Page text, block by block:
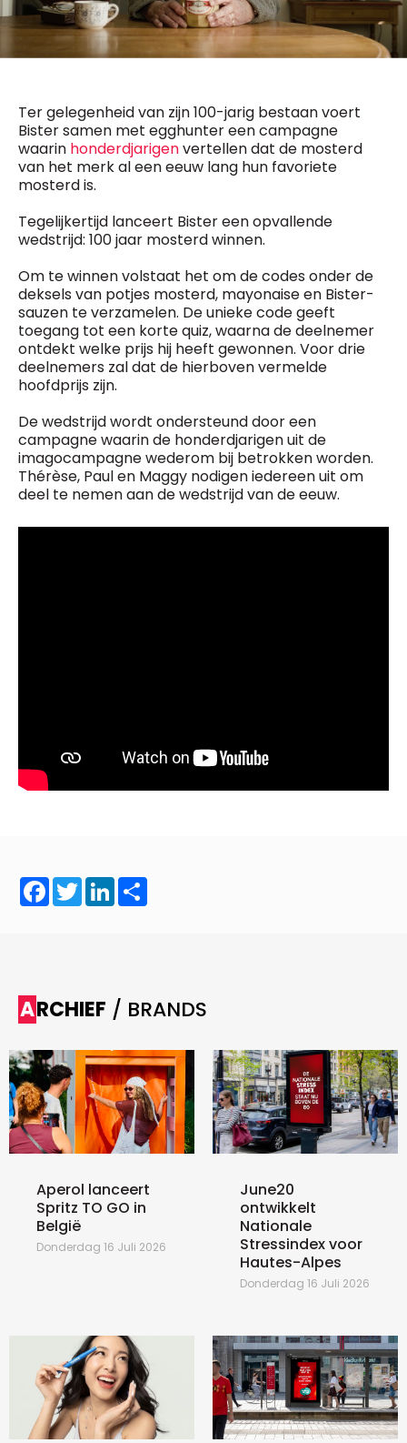
Ter gelegenheid van zijn 100-jarig bestaan voert
Bister samen met egghunter een campagne
waarin honderdjarigenvertellen dat de mosterd
van het merk al een eeuw lang hun favoriete
mosterd is.
Tegelijkertijd lanceert Bister een opvallende
wedstrijd: 100 jaar mosterd winnen.
Om te winnen volstaat het om de codes onder de
deksels van potjes mosterd, mayonaise en Bister-
sauzen te verzamelen. De unieke code geeft
toegang tot een korte quiz, waarna de deelnemer
ontdekt welke prijs hij heeft gewonnen. Voor drie
deelnemers zal dat de hierboven vermelde
hoofdprijs zijn.
De wedstrijd wordt ondersteund door een
campagne waarin de honderdjarigen uit de
imagocampagne wederom bij betrokken worden.
Thérèse, Paul en Maggy nodigen iedereen uit om
deel te nemen aan de wedstrijd van de eeuw.
Facebook
TwitterLinkedIn
ARCHIEF / BRANDS
Aperol lanceert
Spritz TO GO in
België
Donderdag 16 Juli 2026
June20
ontwikkelt
Nationale
Stressindex voor
Hautes-Alpes
Donderdag 16 Juli 2026
Fred Bouchar
0498 88 64 89
f.bouchar@mm.be
Griet Byl
0475 97 12 57
g.byl@mm.be
Chief Editor
Damien Lemaire
0477 37 31 65
d.lemaire@mm.be
BEVESTIGEN
Daily
access
5 x week
MM e - News
1 x week
MM Brunch
1 x week
MM Tech
10 x year
MM Blue
4 x year
MM Magazine
Vragen ?